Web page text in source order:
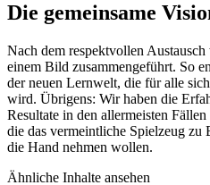
Die gemeinsame
Nach dem respektvollen
einem Bild zusammengeführt. So
der neuen Lernwelt, die für alle
wird. Übrigens: Wir haben die
Resultate in den allermeisten
die das vermeintliche Spielzeug zu
die Hand nehmen wollen.
Ähnliche Inhalte ansehen